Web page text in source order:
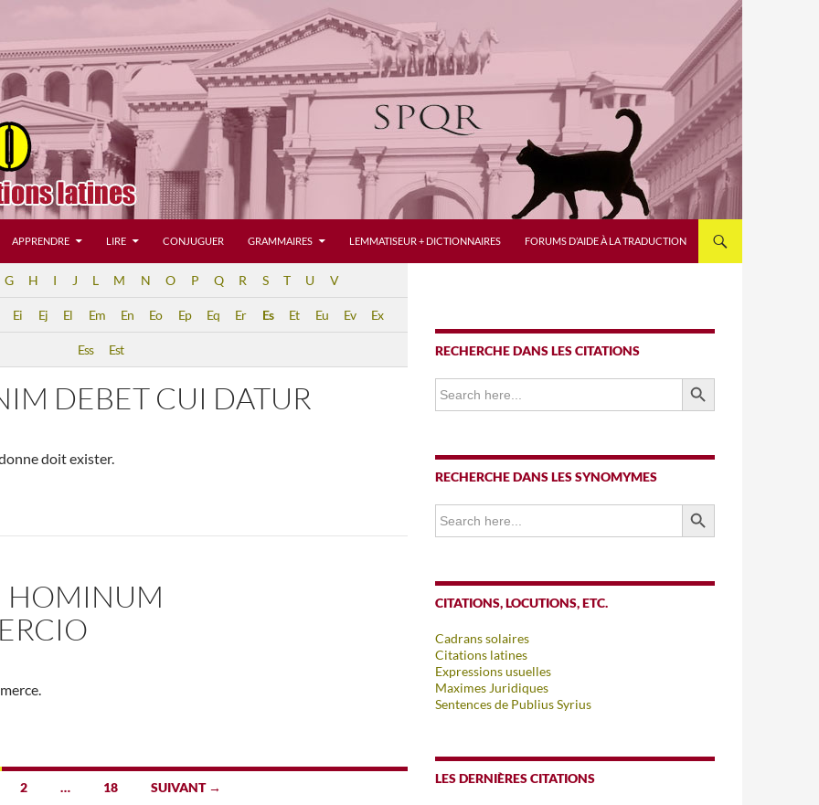
APPRENDRE LIRE CONJUGUER GRAMMAIRES LEMMATISEUR + DICTIONNAIRES FORUMS D’AIDE À LA TRADUCTION
G H I J L M N O P Q R S T U V
Ei Ej El Em En Eo Ep Eq Er Es Et Eu Ev Ex
Ess Est
DEBET CUI DATUR
doit exister.
HOMINUM
2 … 18 SUIVANT →
RECHERCHE DANS LES CITATIONS
Search
for:
SEARCH BUTTON
RECHERCHE DANS LES SYNOMYMES
Search
for:
SEARCH BUTTON
CITATIONS, LOCUTIONS, ETC.
Cadrans solaires
Citations latines
Expressions usuelles
Maximes Juridiques
Sentences de Publius Syrius
LES DERNIÈRES CITATIONS